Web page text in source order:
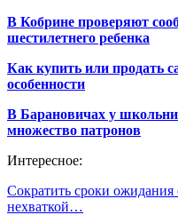
В Кобрине проверяют
шестилетнего ребенка
Как купить или продать
особенности
В Барановичах у
множество патронов
Интересное:
Сократить сроки ожидания
нехваткой…